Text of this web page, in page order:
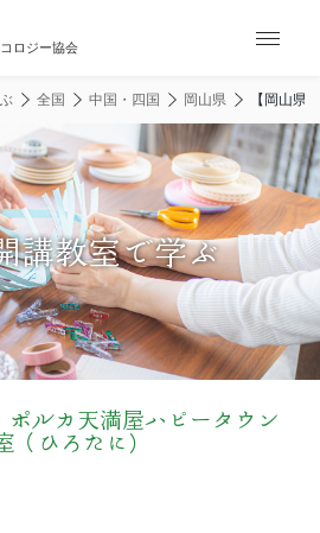
ナ
ゲ
ー
シ
ョ
メ
ニ
ュ
全国 中国・四国 岡山県 【岡山県
講教室で学ぶ
ポルカ天満屋ハピータウン
（ひろたに)